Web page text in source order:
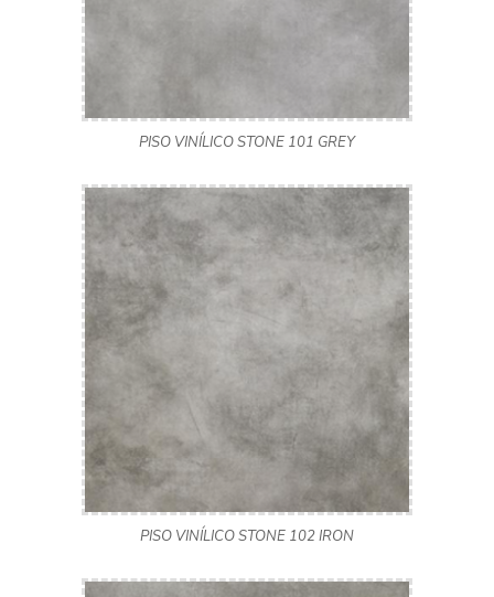
PISO VINÍLICO STONE 101 GREY
PISO VINÍLICO STONE 102 IRON